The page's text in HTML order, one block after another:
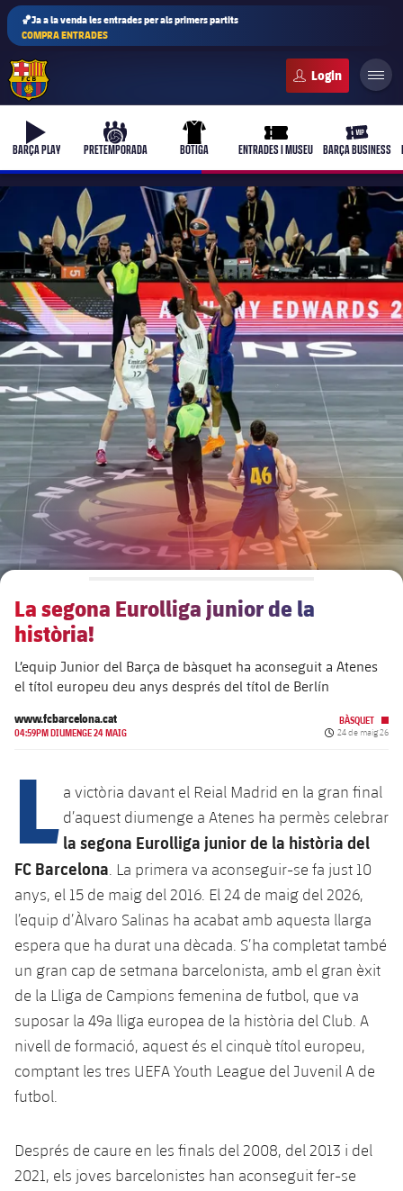
🏀Ja a la venda les entrades per als primers partits
COMPRA ENTRADES
b-play
BARÇA PLAY
culers-ball
PRETEMPORADA
uniform
BOTIGA
ticket-full
ENTRADES I MUSEU
ticket-
BARÇA BUSINESS
plusicon
més
Junta Directiva
Estructura executiva
chevron-right
label.aria.chevronright
Òrgans
Documents
Comissions i òrgans
plusicon
més
Barça Academy
Més que un club
Masia 360
La Masia
plusicon
més
Dècada a dècada
Centre de documentació
plusicon
més
Instal·lacions
Spotify Camp Nou
Palau Blaugrana
Estadi Johan Cruyff
Ciutat Esportiva
Serveis
plusicon
més
La segona Eurolliga junior de la
història!
L’equip Junior del Barça de bàsquet ha aconseguit a Atenes
el títol europeu deu anys després del títol de Berlín
www.fcbarcelona.cat
04:59PM DIUMENGE 24 MAIG
BÀSQUET
Data de
24 de maig 26
L a victòria davant el Reial Madrid en la gran final
d’aquest diumenge a Atenes ha permès celebrar
la segona Eurolliga junior de la història del
FC Barcelona . La primera va aconseguir-se fa just 10
anys, el 15 de maig del 2016. El 24 de maig del 2026,
l’equip d’Àlvaro Salinas ha acabat amb aquesta llarga
espera que ha durat una dècada. S’ha completat també
un gran cap de setmana barcelonista, amb el gran èxit
de la Lliga de Campions femenina de futbol, que va
suposar la 49a lliga europea de la història del Club. A
nivell de formació, aquest és el cinquè títol europeu,
comptant les tres UEFA Youth League del Juvenil A de
futbol.
Després de caure en les finals del 2008, del 2013 i del
2021, els joves barcelonistes han aconseguit fer-se